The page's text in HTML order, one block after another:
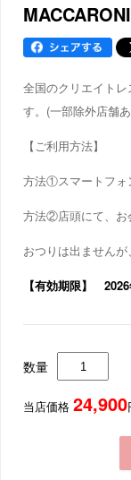
全国のクリエイト
す。(一部除外店舗
【ご利用方法】
方法①スマートフォ
方法②店頭にて、お
おつりは出ませんが
【有効期限】
数量
当店価格 24,900